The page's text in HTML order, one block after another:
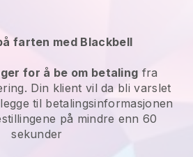
farten med Blackbell
for å be om betaling fra
Din klient vil da bli varslet
til betalingsinformasjonen
på mindre enn 60
sekunder